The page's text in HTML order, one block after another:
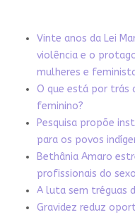
Vinte anos da Lei
violência e o
mulheres e
O que está por trás
feminino?
Pesquisa propõe
para os povos
Bethânia Amaro
profissionais do sexo
A luta sem tréguas
Gravidez reduz